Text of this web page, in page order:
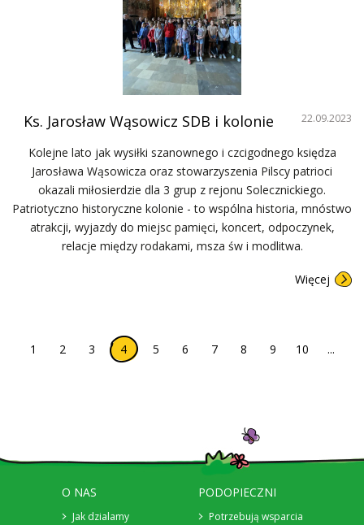
22.09.2023
Ks. Jarosław Wąsowicz SDB i kolonie
Kolejne lato jak wysiłki szanownego i czcigodnego księdza
Jarosława Wąsowicza oraz stowarzyszenia Pilscy patrioci
okazali miłosierdzie dla 3 grup z rejonu Solecznickiego.
Patriotyczno historyczne kolonie - to wspólna historia, mnóstwo
atrakcji, wyjazdy do miejsc pamięci, koncert, odpoczynek,
relacje między rodakami, msza św i modlitwa.
Więcej
1 2 3 4 5 6 7 8 9 10 ...
O NAS
Jak dzialamy
PODOPIECZNI
Potrzebują wsparcia